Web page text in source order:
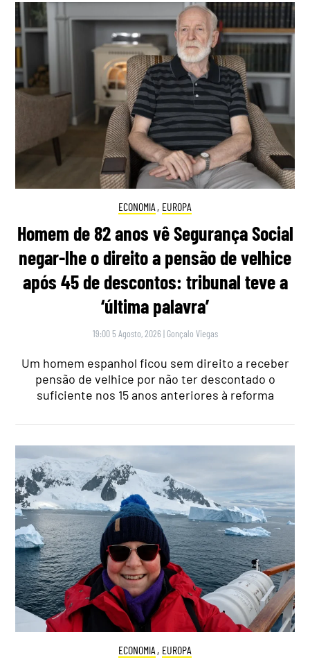
ECONOMIA , EUROPA
Homem de 82 anos vê Segurança Social
negar-lhe o direito a pensão de velhice
após 45 de descontos: tribunal teve a
‘última palavra’
19:00 5 Agosto, 2026 | Gonçalo Viegas
Um homem espanhol ficou sem direito a receber
pensão de velhice por não ter descontado o
suficiente nos 15 anos anteriores à reforma
ECONOMIA , EUROPA